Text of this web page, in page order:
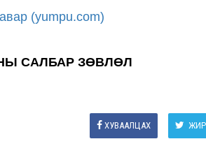
(yumpu.com)
САЛБАР ЗӨВЛӨЛ
ХУВААЛЦАХ